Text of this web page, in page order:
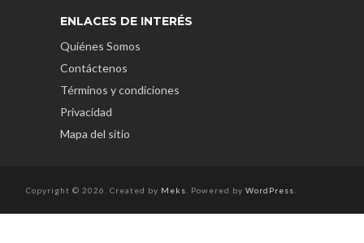
ENLACES DE INTERÉS
Quiénes Somos
Contáctenos
Términos y condiciones
Privacidad
Mapa del sitio
Copyright © 2026. Created by Meks . Powered by WordPress